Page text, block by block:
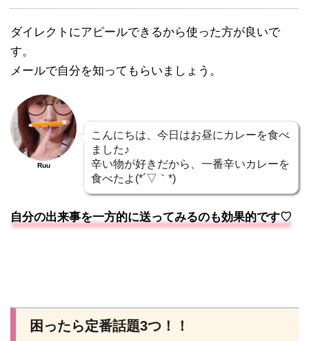
ダイレクトにアピールできるから使った方が良いで
す。
メールで自分を知ってもらいましょう。
Ruu
こんにちは、今日はお昼にカレーを食べ
ました♪
辛い物が好きだから、一番辛いカレーを
食べたよ(*´▽｀*)
自分の出来事を一方的に送ってみるのも効果的です♡
困ったら定番話題3つ！！